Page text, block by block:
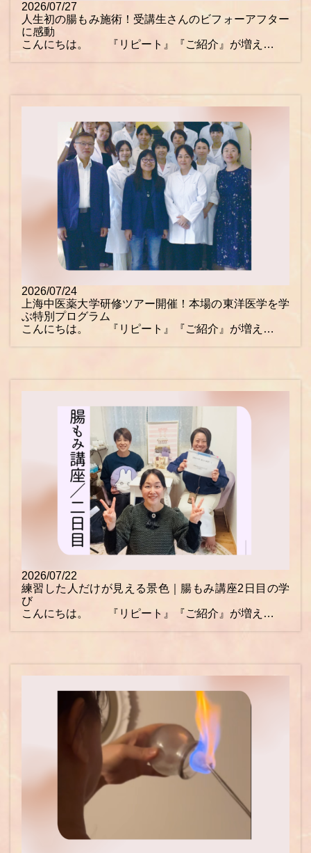
2026/07/27
人生初の腸もみ施術！受講生さんのビフォーアフター
に感動
こんにちは。 『リピート』『ご紹介』が増え…
2026/07/24
上海中医薬大学研修ツアー開催！本場の東洋医学を学
ぶ特別プログラム
こんにちは。 『リピート』『ご紹介』が増え…
2026/07/22
練習した人だけが見える景色｜腸もみ講座2日目の学
び
こんにちは。 『リピート』『ご紹介』が増え…